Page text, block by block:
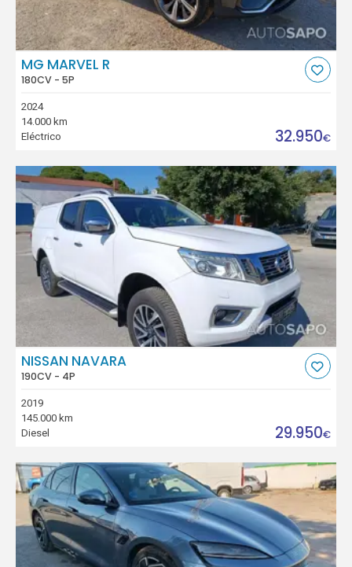
MG MARVEL R
180CV - 5P
2024
14.000 km
Eléctrico
32.950€
NISSAN NAVARA
190CV - 4P
2019
145.000 km
Diesel
29.950€